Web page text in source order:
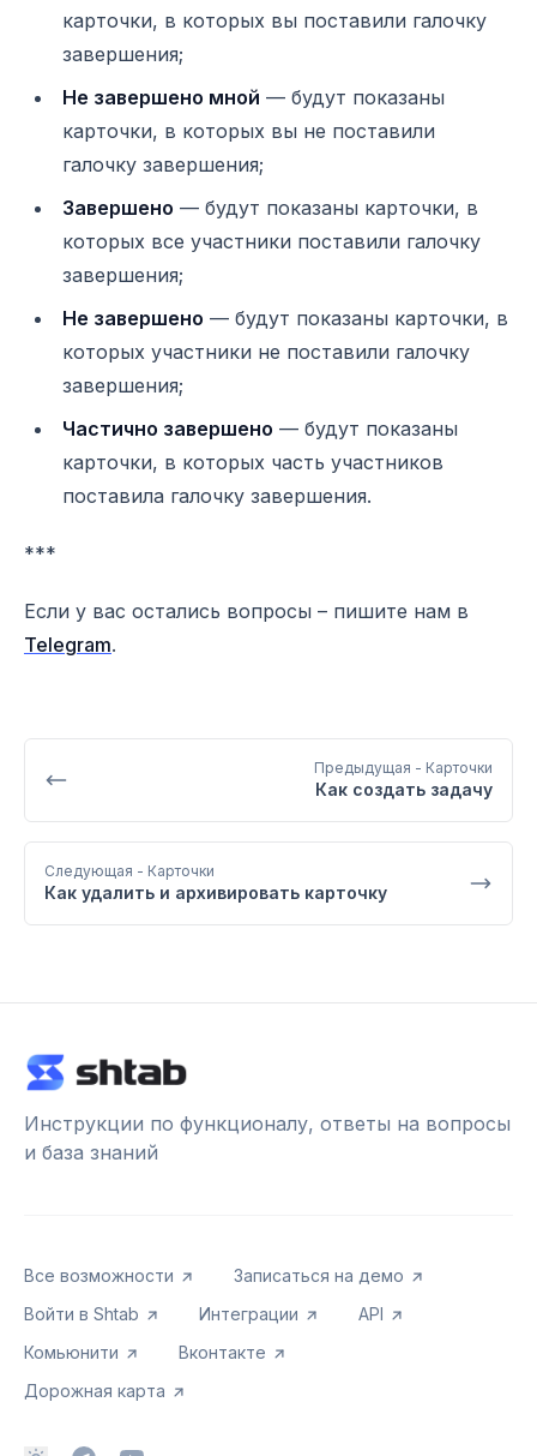
карточки, в которых вы поставили галочку
завершения;
Не завершено мной — будут показаны
карточки, в которых вы не поставили
галочку завершения;
Завершено — будут показаны карточки, в
которых все участники поставили галочку
завершения;
Не завершено — будут показаны карточки, в
которых участники не поставили галочку
завершения;
Частично завершено — будут показаны
карточки, в которых часть участников
поставила галочку завершения.
***
Если у вас остались вопросы – пишите нам в
Telegram.
Предыдущая - Карточки
Как создать задачу
Следующая - Карточки
Как удалить и архивировать карточку
Инструкции по функционалу, ответы на вопросы
и база знаний
Все возможности
Записаться на демо
Войти в Shtab
Интеграции
API
Комьюнити
Вконтакте
Дорожная карта